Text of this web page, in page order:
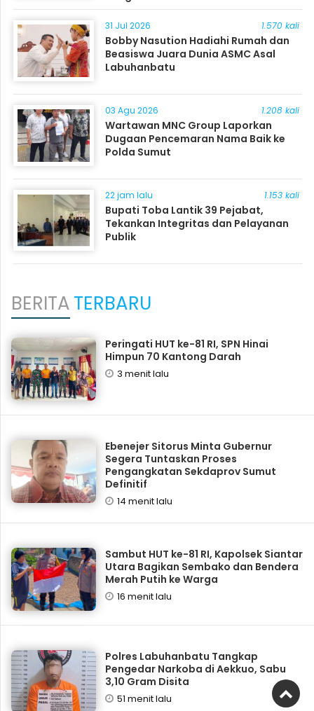
31 Jul 2026 1.570 kali
Bobby Nasution Hadiahi Rumah dan
Beasiswa Juara Dunia ASMC Asal
Labuhanbatu
03 Agu 2026 1.208 kali
Wartawan MNC Group Laporkan
Dugaan Pencemaran Nama Baik ke
Polda Sumut
22 jam lalu 1.153 kali
Bupati Toba Lantik 39 Pejabat,
Tekankan Integritas dan Pelayanan
Publik
BERITATERBARU
Peringati HUT ke-81 RI, SPN Hinai
Himpun 70 Kantong Darah
3 menit lalu
Ebenejer Sitorus Minta Gubernur
Segera Tuntaskan Proses
Pengangkatan Sekdaprov Sumut
Definitif
14 menit lalu
Sambut HUT ke-81 RI, Kapolsek Siantar
Utara Bagikan Sembako dan Bendera
Merah Putih ke Warga
16 menit lalu
Polres Labuhanbatu Tangkap
Pengedar Narkoba di Aekkuo, Sabu
3,10 Gram Disita
51 menit lalu